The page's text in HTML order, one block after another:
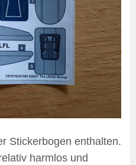
Stickerbogen enthalten.
harmlos und